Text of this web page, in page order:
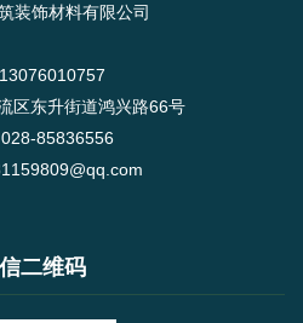
装饰材料有限公司
区东升街道鸿兴路66号
85836556
二维码